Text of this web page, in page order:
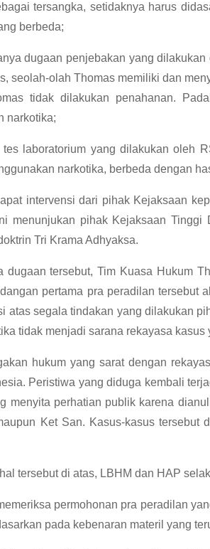
tersangka, setidaknya harus
berbeda;
dugaan penjebakan yang
seolah-olah Thomas memiliki dan
tidak dilakukan penahanan.
narkotika;
tes laboratorium yang dilakukan oleh
narkotika, berbeda dengan
intervensi dari pihak Kejaksaan
menunjukan pihak Kejaksaan Tinggi
Tri Krama Adhyaksa.
dugaan tersebut, Tim Kuasa Hukum
pertama pra peradilan tersebut
atas segala tindakan yang dilakukan
tidak menjadi sarana rekayasa kasus
hukum yang sarat dengan
Peristiwa yang diduga kembali
menyita perhatian publik karena
Ket San. Kasus-kasus tersebut
tersebut di atas, LBHM dan HAP
permohonan pra peradilan
pada kebenaran materil yang